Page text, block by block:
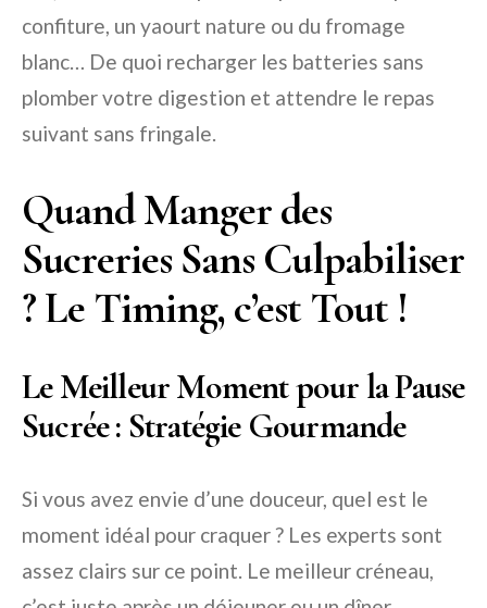
confiture, un yaourt nature ou du fromage
blanc… De quoi recharger les batteries sans
plomber votre digestion et attendre le repas
suivant sans fringale.
Quand Manger des
Sucreries Sans Culpabiliser
? Le Timing, c’est Tout !
Le Meilleur Moment pour la Pause
Sucrée : Stratégie Gourmande
Si vous avez envie d’une douceur, quel est le
moment idéal pour craquer ? Les experts sont
assez clairs sur ce point. Le meilleur créneau,